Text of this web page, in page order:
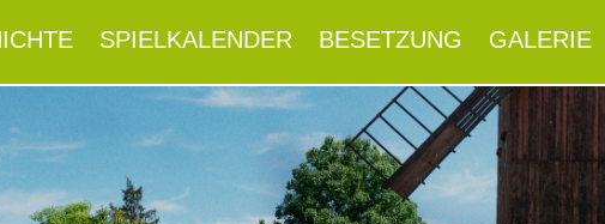
SPIELKALENDER BESETZUNG GALERIE